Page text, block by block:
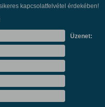
kapcsolatfelvétel érdekében!
Üzenet: